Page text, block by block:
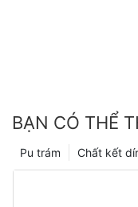
BẠN CÓ THỂ
Chất kết
Pu trám